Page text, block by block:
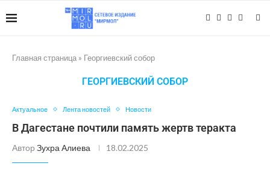
Главная страница » Георгиевский собор
ГЕОРГИЕВСКИЙ СОБОР
Актуальное Лента новостей Новости
В Дагестане почтили память жертв теракта
Автор Зухра Алиева 18.02.2025